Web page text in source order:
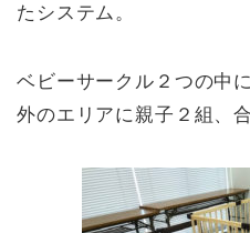
たシステム。
ベビーサークル２つの中
外のエリアに親子２組、